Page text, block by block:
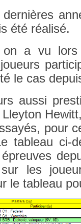
été réalisé.
on a vu
le cas
aussi
pour
tab­leau ci-
les
le tab­leau